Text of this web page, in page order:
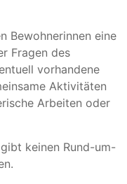
Bewohnerinnen eine
Fragen des
vorhandene
Aktivitäten
Arbeiten oder
keinen Rund-um-